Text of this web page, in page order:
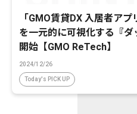
「GMO賃貸DX 入居者ア
を一元的に可視化する『
開始【GMO ReTech】
2024/12/26
Today's PICK UP